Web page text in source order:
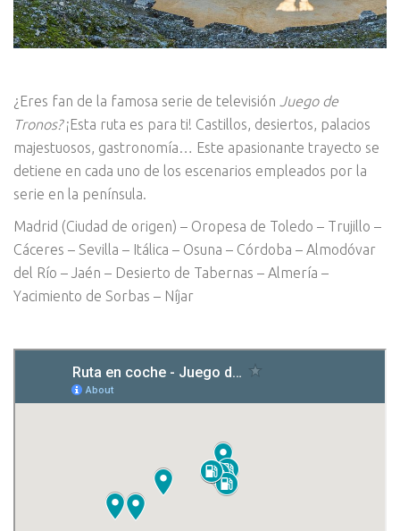
¿Eres fan de la famosa serie de televisión Juego de
Tronos?¡Esta ruta es para ti! Castillos, desiertos, palacios
majestuosos, gastronomía… Este apasionante trayecto se
detiene en cada uno de los escenarios empleados por la
serie en la península.
Madrid (Ciudad de origen) – Oropesa de Toledo – Trujillo –
Cáceres – Sevilla – Itálica – Osuna – Córdoba – Almodóvar
del Río – Jaén – Desierto de Tabernas – Almería –
Yacimiento de Sorbas – Níjar